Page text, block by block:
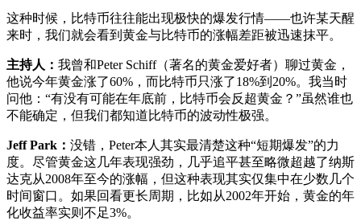
这种时候，比特币往往能出现极快的爆发行情——也许某天醒
来时，我们就会看到黄金与比特币的涨幅差距被迅速抹平。
主持人： 我曾和Peter Schiff（著名的黄金爱好者）聊过黄金，
他说今年黄金涨了60%，而比特币只涨了18%到20%。我当时
问他：“有没有可能在年底前，比特币会反超黄金？”虽然谁也
不能确定，但我们都知道比特币的波动性极强。
Jeff Park： 没错，Peter本人其实最清楚这种“短期爆发”的力
度。尽管黄金这几年表现强劲，几乎追平甚至略微超越了纳斯
达克从2008年至今的涨幅，但这种表现其实仅集中在少数几个
时间窗口。如果回看更长周期，比如从2002年开始，黄金的年
化收益率实则不足3%。